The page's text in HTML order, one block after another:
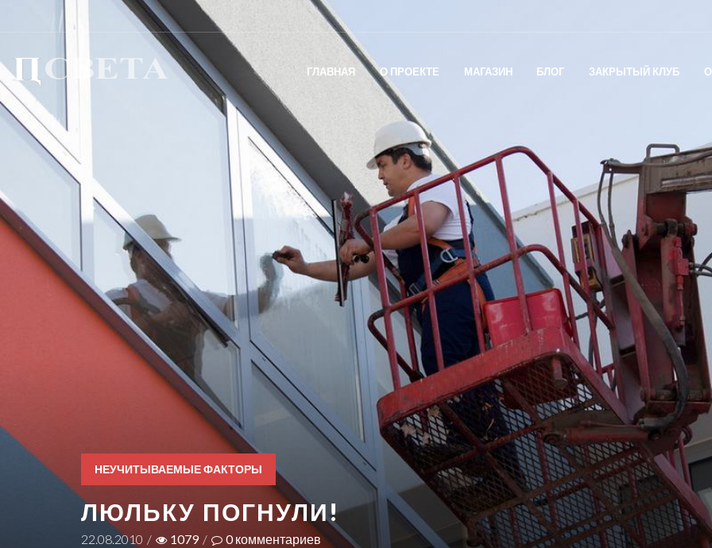
ГЛАВНАЯ О ПРОЕКТЕ МАГАЗИН БЛОГ ЗАКРЫТЫЙ КЛУБ
НЕУЧИТЫВАЕМЫЕ ФАКТОРЫ
ЛЮЛЬКУ ПОГНУЛИ!
22.08.2010 / 1079 / 0 комментариев